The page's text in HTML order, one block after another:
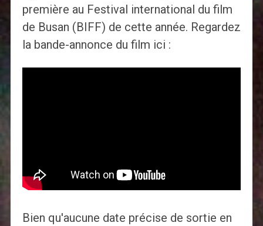
première au Festival international du film
de Busan (BIFF) de cette année. Regardez
la bande-annonce du film ici :
Bien qu'aucune date précise de sortie en